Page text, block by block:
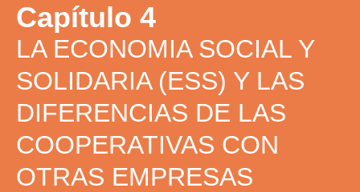
Capítulo 4
LA ECONOMIA SOCIAL Y
SOLIDARIA (ESS) Y LAS
DIFERENCIAS DE LAS
COOPERATIVAS CON
OTRAS EMPRESAS